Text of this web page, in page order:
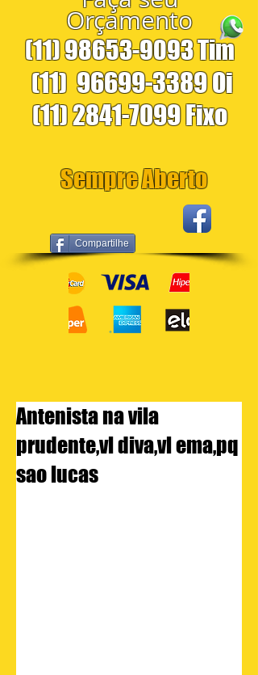
Compartilhe
Orçamento
(11) 98653-9093Tim
(11) 96699-3389Oi
(11) 2841-7099Fixo
Sempre Aberto
Antenista na vila
prudente,vl diva,vl ema,pq
sao lucas